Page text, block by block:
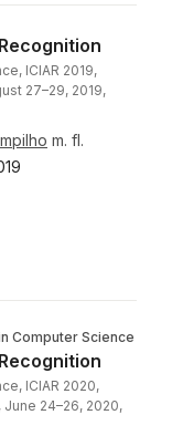
ICIAR 2019,
27–29, 2019,
m. fl.
Computer Science
ICIAR 2020,
June 24–26, 2020,